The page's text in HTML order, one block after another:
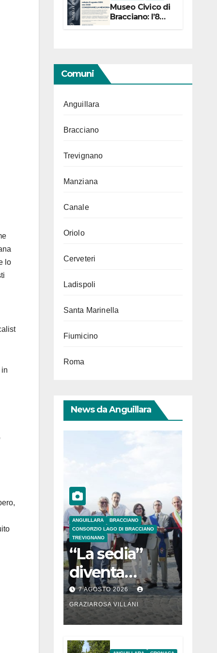
lo
in
Museo Civico di
Bracciano: l’8
Comuni
Anguillara
Bracciano
Trevignano
Manziana
Canale
Oriolo
Cerveteri
Ladispoli
Santa Marinella
Fiumicino
Roma
News da Anguillara
ANGUILLARA
BRACCIANO
CONSORZIO LAGO DI BRACCIANO
TREVIGNANO
“La sedia”
diventa
Belvedere sul
lago di
Bracciano: ieri
l’inaugurazion
7 AGOSTO 2026
GRAZIAROSA VILLANI